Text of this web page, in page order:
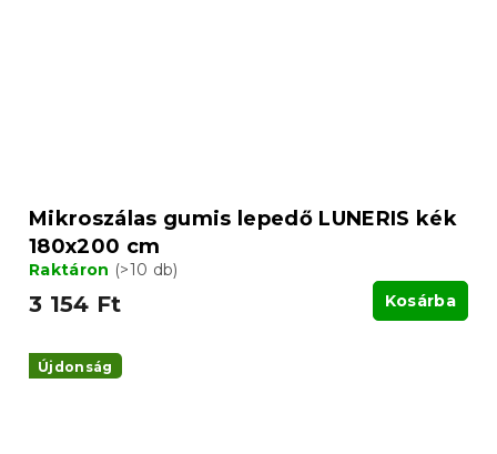
Mikroszálas gumis lepedő LUNERIS kék
180x200 cm
Raktáron (>10 db)
3 154 Ft Kosárba
Újdonság